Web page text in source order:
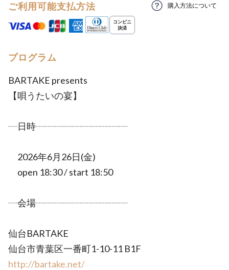
ご利用可能支払方法 購入方法について
プログラム
BARTAKE presents
【唄うたいの宴】
┈日時┈┈┈┈┈┈┈┈┈┈
2026年6月26日(金)
open 18:30 / start 18:50
┈会場┈┈┈┈┈┈┈┈┈┈
仙台BARTAKE
仙台市青葉区一番町1-10-11 B1F
http://bartake.net/